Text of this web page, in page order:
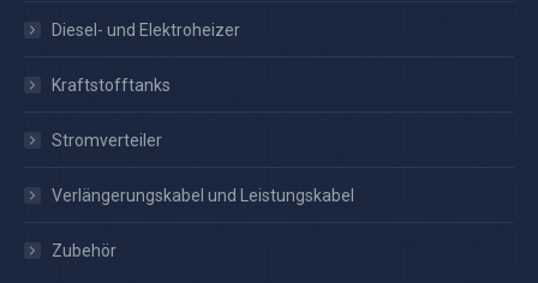
Diesel- und Elektroheizer
Kraftstofftanks
Stromverteiler
Verlängerungskabel und Leistungskabel
Zubehör